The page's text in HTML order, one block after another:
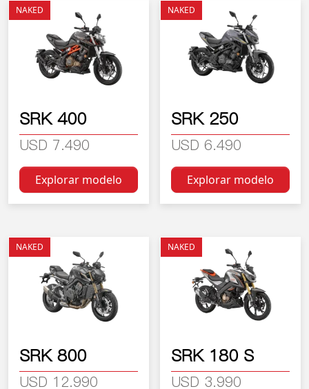
NAKED
SRK 400
USD 7.490
Explorar modelo
NAKED
SRK 250
USD 6.490
Explorar modelo
NAKED
SRK 800
USD 12.990
NAKED
SRK 180 S
USD 3.990